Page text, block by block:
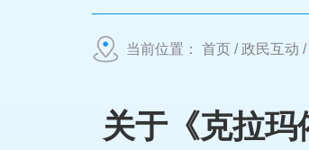
当前位置： 首页 /政民互动 /
关于《克拉